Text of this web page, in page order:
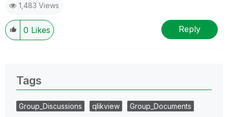
1,483 Views
0 Likes Reply
Tags
Group_Discussions qlikview
Group_Documents